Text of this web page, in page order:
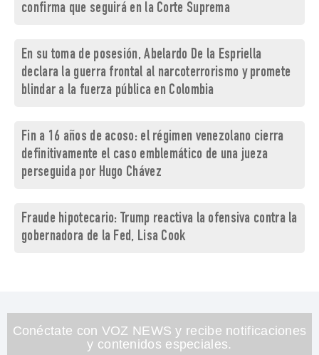
confirma que seguirá en la Corte Suprema
En su toma de posesión, Abelardo De la Espriella
declara la guerra frontal al narcoterrorismo y promete
blindar a la fuerza pública en Colombia
Fin a 16 años de acoso: el régimen venezolano cierra
definitivamente el caso emblemático de una jueza
perseguida por Hugo Chávez
Fraude hipotecario: Trump reactiva la ofensiva contra la
gobernadora de la Fed, Lisa Cook
Conéctate con VOZ NEWS y recibe notificaciones
y contenidos especiales.